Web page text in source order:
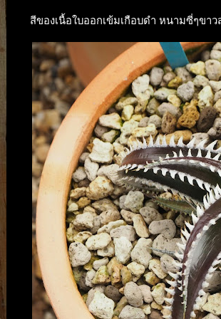
สีของเนื้อใบออกเข้มเกือบดำ หนามซี่ๆขาว